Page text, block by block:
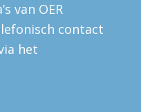
van OER
contact
het